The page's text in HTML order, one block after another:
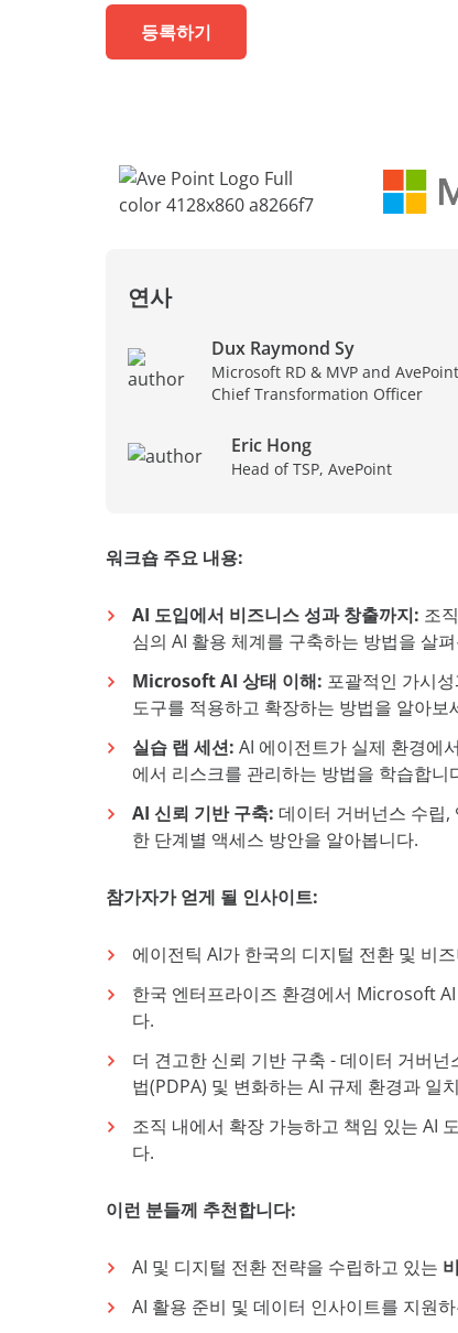
등록하기
연사
Dux Raymond Sy
Microsoft RD & MVP and AvePoint
Chief Transformation Officer
Eric Hong
Head of TSP, AvePoint
워크숍 주요 내용:
AI 도입에서 비즈니스 성과 창출까지: 조
심의 AI 활용 체계를 구축하는 방법을 살
Microsoft AI 상태 이해: 포괄적인 가시
도구를 적용하고 확장하는 방법을 알아보
실습 랩 세션: AI 에이전트가 실제 환경에
에서 리스크를 관리하는 방법을 학습합니
AI 신뢰 기반 구축: 데이터 거버넌스 수립,
한 단계별 액세스 방안을 알아봅니다.
참가자가 얻게 될 인사이트:
에이전틱 AI가 한국의 디지털 전환 및 비
한국 엔터프라이즈 환경에서 Microsoft
다.
더 견고한 신뢰 기반 구축 - 데이터 거버
법(PDPA) 및 변화하는 AI 규제 환경과 일
조직 내에서 확장 가능하고 책임 있는 AI
다.
이런 분들께 추천합니다:
AI 및 디지털 전환 전략을 수립하고 있는
AI 활용 준비 및 데이터 인사이트를 지원